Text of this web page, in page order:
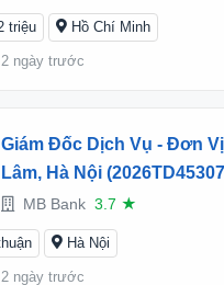
triệu Hồ Chí Minh
ngày trước
Giám Đốc Dịch Vụ - Đơn
Lâm, Hà Nội
MB Bank 3.7 ★
Hà Nội
ngày trước